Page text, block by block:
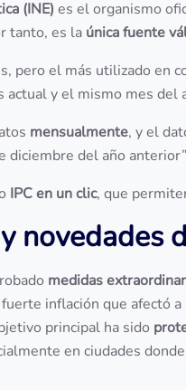
(INE) es el organismo
tanto, es la única fuente
pero el más utilizado en
y el mismo mes del
mensualmente, y el
diciembre del año
IPC en un clic, que
novedades
medidas
inflación que afectó
principal ha sido
en ciudades